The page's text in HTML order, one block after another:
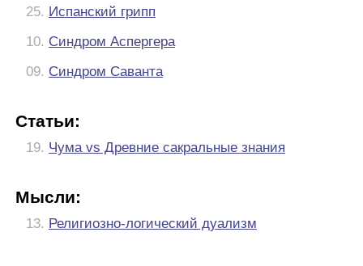
25. Испанский грипп
10. Синдром Аспергера
09. Синдром Саванта
Статьи:
19. Чума vs Древние сакральные знания
Мысли:
13. Религиозно-логический дуализм